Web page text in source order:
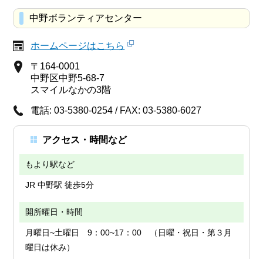
中野ボランティアセンター
ホームページはこちら
〒164-0001
中野区中野5-68-7
スマイルなかの3階
電話: 03-5380-0254 / FAX: 03-5380-6027
アクセス・時間など
もより駅など
JR 中野駅 徒歩5分
開所曜日・時間
月曜日~土曜日 9：00~17：00 （日曜・祝日・第３月
曜日は休み）